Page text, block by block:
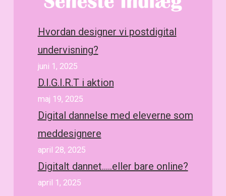
Hvordan designer vi postdigital
undervisning?
juni 1, 2025
D.I.G.I.R.T i aktion
maj 19, 2025
Digital dannelse med eleverne som
meddesignere
april 28, 2025
Digitalt dannet…..eller bare online?
april 1, 2025